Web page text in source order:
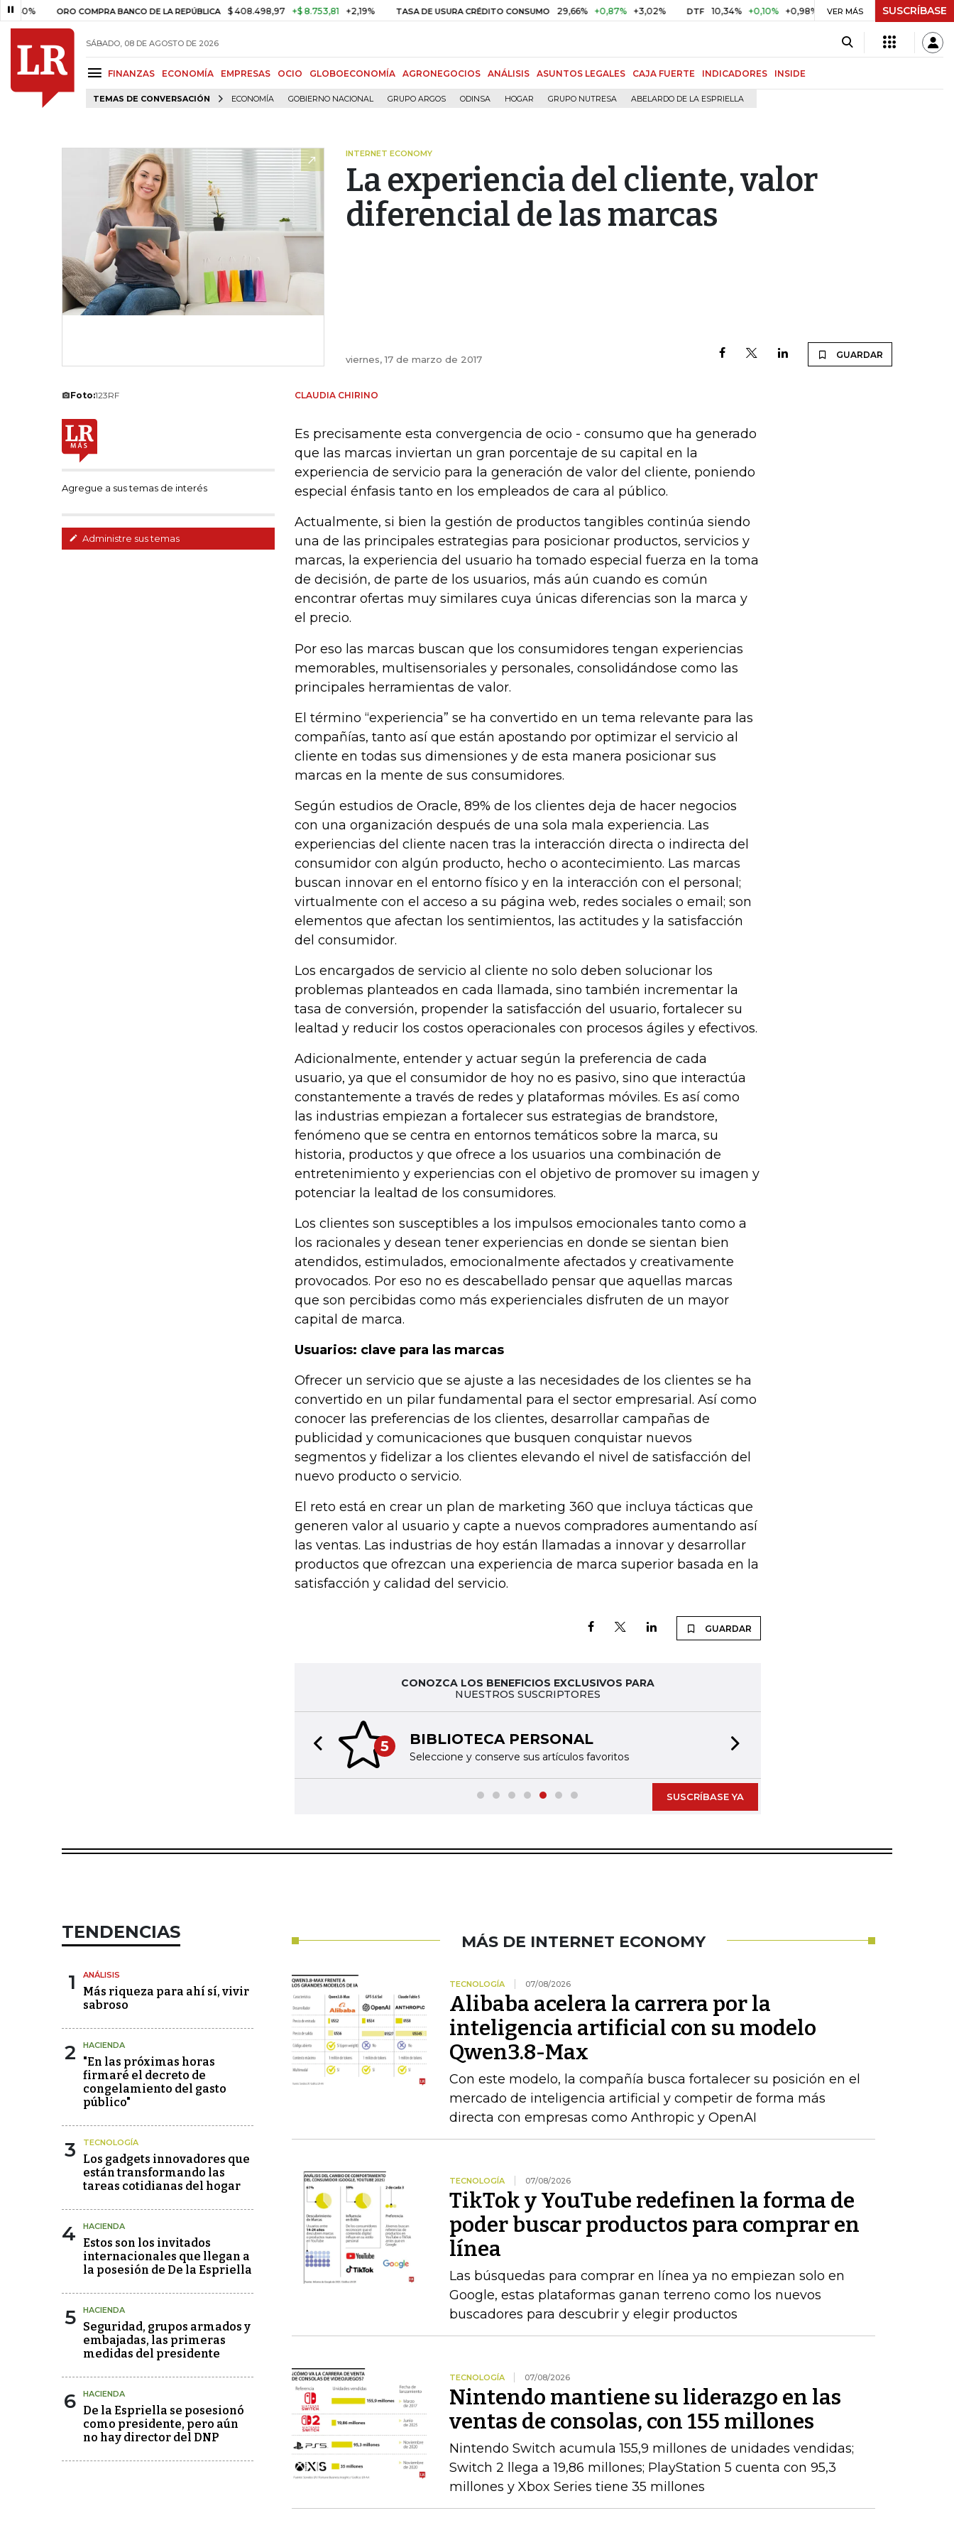
ORO COMPRA BANCO DE LA REPÚBLICA $ 408.498,97 +$ 8.753,81 +2,19% TASA DE USURA CRÉDITO CONSUMO 29,66% +0,87% +3,02% DTF 10,34% +0,10% +0,98% UVR $ 416,96 +$ 0,05 +0,01%
VER MÁS SUSCRÍBASE
SÁBADO, 08 DE AGOSTO DE 2026
FINANZAS ECONOMÍA EMPRESAS OCIO GLOBOECONOMÍA AGRONEGOCIOS ANÁLISIS ASUNTOS LEGALES CAJA FUERTE INDICADORES INSIDE
TEMAS DE CONVERSACIÓN ECONOMÍA GOBIERNO NACIONAL GRUPO ARGOS ODINSA HOGAR GRUPO NUTRESA ABELARDO DE LA ESPRIELLA
INTERNET ECONOMY
La experiencia del cliente, valor
diferencial de las marcas
viernes, 17 de marzo de 2017 GUARDAR
Foto:123RF
Agregue a sus temas de interés
Administre sus temas
CLAUDIA CHIRINO
Es precisamente esta convergencia de ocio - consumo que ha generado
que las marcas inviertan un gran porcentaje de su capital en la
experiencia de servicio para la generación de valor del cliente, poniendo
especial énfasis tanto en los empleados de cara al público.
Actualmente, si bien la gestión de productos tangibles continúa siendo
una de las principales estrategias para posicionar productos, servicios y
marcas, la experiencia del usuario ha tomado especial fuerza en la toma
de decisión, de parte de los usuarios, más aún cuando es común
encontrar ofertas muy similares cuya únicas diferencias son la marca y
el precio.
Por eso las marcas buscan que los consumidores tengan experiencias
memorables, multisensoriales y personales, consolidándose como las
principales herramientas de valor.
El término “experiencia” se ha convertido en un tema relevante para las
compañías, tanto así que están apostando por optimizar el servicio al
cliente en todas sus dimensiones y de esta manera posicionar sus
marcas en la mente de sus consumidores.
Según estudios de Oracle, 89% de los clientes deja de hacer negocios
con una organización después de una sola mala experiencia. Las
experiencias del cliente nacen tras la interacción directa o indirecta del
consumidor con algún producto, hecho o acontecimiento. Las marcas
buscan innovar en el entorno físico y en la interacción con el personal;
virtualmente con el acceso a su página web, redes sociales o email; son
elementos que afectan los sentimientos, las actitudes y la satisfacción
del consumidor.
Los encargados de servicio al cliente no solo deben solucionar los
problemas planteados en cada llamada, sino también incrementar la
tasa de conversión, propender la satisfacción del usuario, fortalecer su
lealtad y reducir los costos operacionales con procesos ágiles y efectivos.
Adicionalmente, entender y actuar según la preferencia de cada
usuario, ya que el consumidor de hoy no es pasivo, sino que interactúa
constantemente a través de redes y plataformas móviles. Es así como
las industrias empiezan a fortalecer sus estrategias de brandstore,
fenómeno que se centra en entornos temáticos sobre la marca, su
historia, productos y que ofrece a los usuarios una combinación de
entretenimiento y experiencias con el objetivo de promover su imagen y
potenciar la lealtad de los consumidores.
Los clientes son susceptibles a los impulsos emocionales tanto como a
los racionales y desean tener experiencias en donde se sientan bien
atendidos, estimulados, emocionalmente afectados y creativamente
provocados. Por eso no es descabellado pensar que aquellas marcas
que son percibidas como más experienciales disfruten de un mayor
capital de marca.
Usuarios: clave para las marcas
Ofrecer un servicio que se ajuste a las necesidades de los clientes se ha
convertido en un pilar fundamental para el sector empresarial. Así como
conocer las preferencias de los clientes, desarrollar campañas de
publicidad y comunicaciones que busquen conquistar nuevos
segmentos y fidelizar a los clientes elevando el nivel de satisfacción del
nuevo producto o servicio.
El reto está en crear un plan de marketing 360 que incluya tácticas que
generen valor al usuario y capte a nuevos compradores aumentando así
las ventas. Las industrias de hoy están llamadas a innovar y desarrollar
productos que ofrezcan una experiencia de marca superior basada en la
satisfacción y calidad del servicio.
GUARDAR
CONOZCA LOS BENEFICIOS EXCLUSIVOS PARA
NUESTROS SUSCRIPTORES
5 BIBLIOTECA PERSONAL
Seleccione y conserve sus artículos favoritos
Previous slide
SUSCRÍBASE YA
TENDENCIAS
1 ANÁLISIS
Más riqueza para ahí sí, vivir
sabroso
2 HACIENDA
"En las próximas horas
firmaré el decreto de
congelamiento del gasto
público"
3 TECNOLOGÍA
Los gadgets innovadores que
están transformando las
tareas cotidianas del hogar
4 HACIENDA
Estos son los invitados
internacionales que llegan a
la posesión de De la Espriella
5 HACIENDA
Seguridad, grupos armados y
embajadas, las primeras
medidas del presidente
6 HACIENDA
De la Espriella se posesionó
como presidente, pero aún
no hay director del DNP
MÁS DE INTERNET ECONOMY
TECNOLOGÍA 07/08/2026
Alibaba acelera la carrera por la
inteligencia artificial con su modelo
Qwen3.8-Max
Con este modelo, la compañía busca fortalecer su posición en el
mercado de inteligencia artificial y competir de forma más
directa con empresas como Anthropic y OpenAI
TECNOLOGÍA 07/08/2026
TikTok y YouTube redefinen la forma de
poder buscar productos para comprar en
línea
Las búsquedas para comprar en línea ya no empiezan solo en
Google, estas plataformas ganan terreno como los nuevos
buscadores para descubrir y elegir productos
TECNOLOGÍA 07/08/2026
Nintendo mantiene su liderazgo en las
ventas de consolas, con 155 millones
Nintendo Switch acumula 155,9 millones de unidades vendidas;
Switch 2 llega a 19,86 millones; PlayStation 5 cuenta con 95,3
millones y Xbox Series tiene 35 millones